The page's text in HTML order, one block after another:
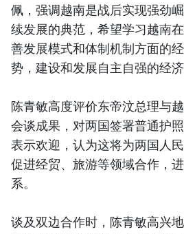
佩，强调越南是战后实现强劲
续发展的典范，希望学习越南
善发展模式和体制机制方面的
势，建设和发展自主自强的经济
陈青敏高度评价东帝汶总理与
会谈成果，对两国签署普通护
表示欢迎，认为这将为两国人
促进经贸、旅游等领域合作，
系。
谈及双边合作时，陈青敏高兴